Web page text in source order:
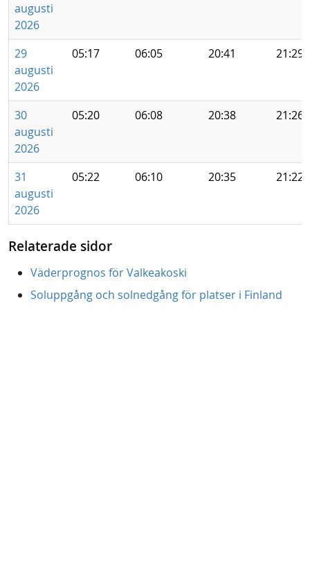
augusti
2026
29
augusti
2026
05:17 06:05 20:41 21:29
30
augusti
2026
05:20 06:08 20:38 21:26
31
augusti
2026
05:22 06:10 20:35 21:22
Relaterade sidor
Väderprognos för Valkeakoski
Soluppgång och solnedgång för platser i Finland